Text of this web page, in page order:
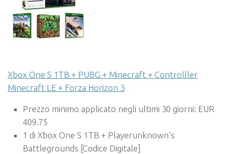
Xbox One S 1TB + PUBG + Minecraft + Controlller
Minecraft LE + Forza Horizon 3
Prezzo minimo applicato negli ultimi 30 giorni: EUR
409.75
1 di Xbox One S 1TB + Playerunknown’s
Battlegrounds [Codice Digitale]